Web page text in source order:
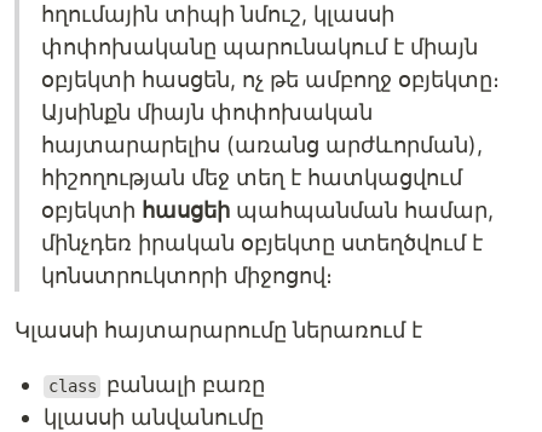
հղումային տիպի նմուշ, կլասսի
փոփոխականը պարունակում է միայն
օբյեկտի հասցեն, ոչ թե ամբողջ օբյեկտը։
Այսինքն միայն փոփոխական
հայտարարելիս (առանց արժևորման),
հիշողության մեջ տեղ է հատկացվում
օբյեկտի հասցեի պահպանման համար,
մինչդեռ իրական օբյեկտը ստեղծվում է
կոնստրուկտորի միջոցով։
Կլասսի հայտարարումը ներառում է
class
բանալի բառը
կլասսի անվանումը